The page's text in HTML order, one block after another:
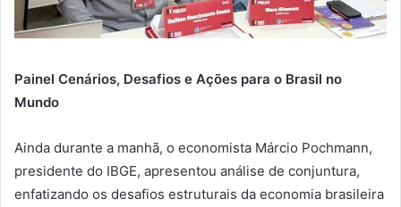
Painel Cenários, Desafios e Ações para o Brasil no
Mundo
Ainda durante a manhã, o economista Márcio Pochmann,
presidente do IBGE, apresentou análise de conjuntura,
enfatizando os desafios estruturais da economia brasileira